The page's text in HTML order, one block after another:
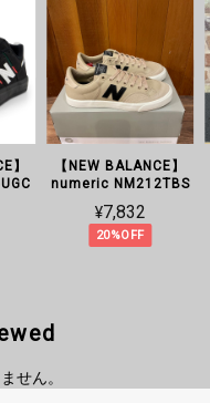
】
【NEW BALANCE】
numeric NM212TBS
¥7,832
20%OFF
せん。